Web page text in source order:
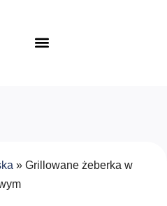
» Grillowane żeberka w